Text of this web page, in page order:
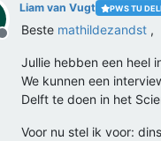
Offline
Liam van Vugt PWS TU
Beste mathildezandst ,
Jullie hebben een heel
We kunnen een
Delft te doen in het
Voor nu stel ik voor: